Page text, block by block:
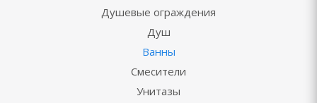
Душевые ограждения
Душ
Ванны
Смесители
Унитазы